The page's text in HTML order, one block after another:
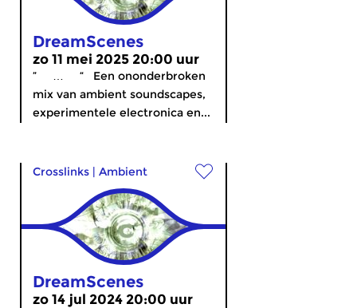
DreamScenes
zo 11 mei 2025 20:00 uur
” … “ Een ononderbroken
mix van ambient soundscapes,
experimentele electronica en...
Crosslinks | Ambient
DreamScenes
zo 14 jul 2024 20:00 uur